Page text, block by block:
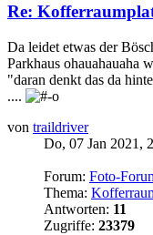
Re:
Da leidet etwas der
Parkhaus ohauahauaha
"daran denkt das da
....
von traildriver
Do, 07 Jan 2021,
Forum: Foto-
Thema:
Antworten: 11
Zugriffe: 23379